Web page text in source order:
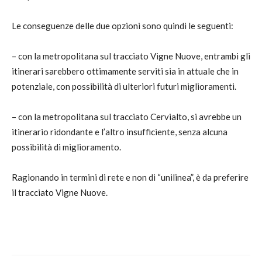
Le conseguenze delle due opzioni sono quindi le seguenti:
– con la metropolitana sul tracciato Vigne Nuove, entrambi gli
itinerari sarebbero ottimamente serviti sia in attuale che in
potenziale, con possibilità di ulteriori futuri miglioramenti.
– con la metropolitana sul tracciato Cervialto, si avrebbe un
itinerario ridondante e l’altro insufficiente, senza alcuna
possibilità di miglioramento.
Ragionando in termini di rete e non di “unilinea”, è da preferire
il tracciato Vigne Nuove.